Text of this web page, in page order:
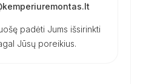
padėti Jums išsirinkti
Jūsų poreikius.